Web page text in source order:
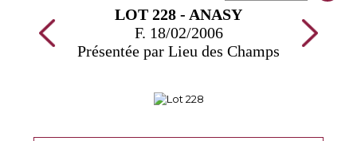
LOT 228 - ANASY
F. 18/02/2006
Présentée par Lieu des Champs